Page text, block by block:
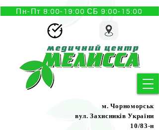
Пн-Пт 8:00-19:00 СБ 9:00-15:00
м. Чорноморськ
вул. Захисників України
10/83-н